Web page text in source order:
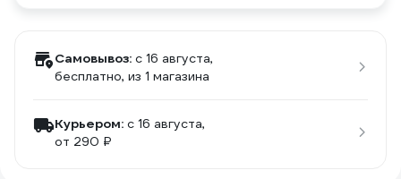
Самовывоз: c 16 августа,
бесплатно, из 1 магазина
Курьером: c 16 августа,
от 290 ₽